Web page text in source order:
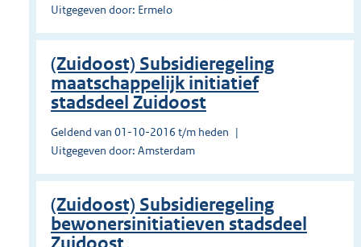
Uitgegeven door: Ermelo
(Zuidoost) Subsidieregeling
maatschappelijk initiatief
stadsdeel Zuidoost
Geldend van 01-10-2016 t/m heden
Uitgegeven door: Amsterdam
(Zuidoost) Subsidieregeling
bewonersinitiatieven stadsdeel